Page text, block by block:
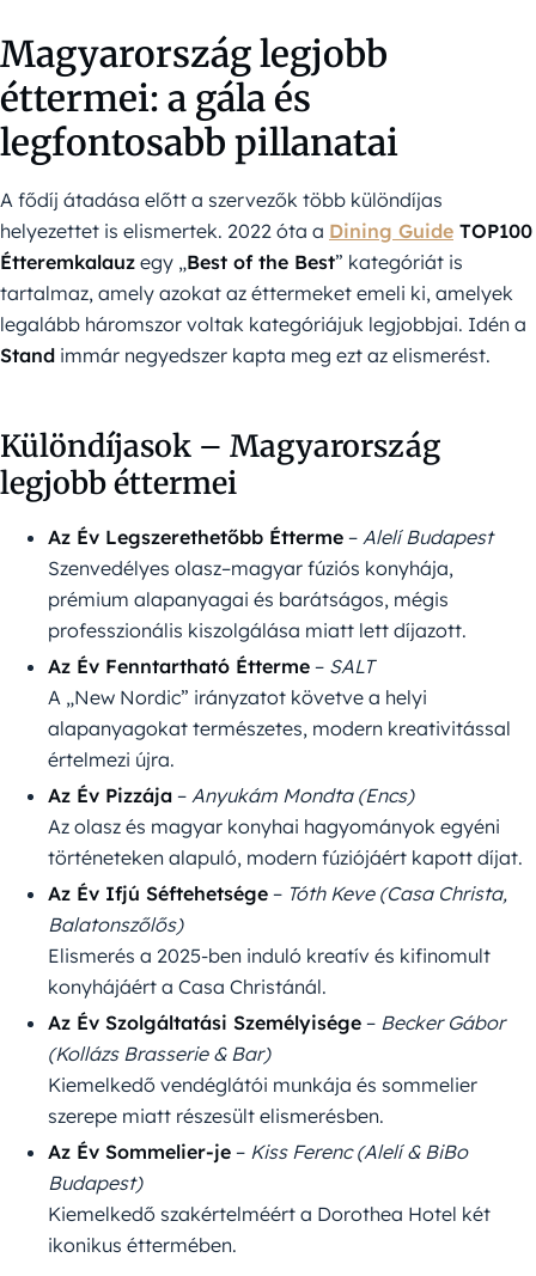
Magyarország legjobb
éttermei: a gála és
legfontosabb pillanatai
A fődíj átadása előtt a szervezők több különdíjas
helyezettet is elismertek. 2022 óta a Dining Guide TOP100
Étteremkalauz egy „Best of the Best” kategóriát is
tartalmaz, amely azokat az éttermeket emeli ki, amelyek
legalább háromszor voltak kategóriájuk legjobbjai. Idén a
Stand immár negyedszer kapta meg ezt az elismerést.
Különdíjasok – Magyarország
legjobb éttermei
Az Év Legszerethetőbb Étterme – Alelí Budapest
Szenvedélyes olasz–magyar fúziós konyhája,
prémium alapanyagai és barátságos, mégis
professzionális kiszolgálása miatt lett díjazott.
Az Év Fenntartható Étterme – SALT
A „New Nordic” irányzatot követve a helyi
alapanyagokat természetes, modern kreativitással
értelmezi újra.
Az Év Pizzája – Anyukám Mondta (Encs)
Az olasz és magyar konyhai hagyományok egyéni
történeteken alapuló, modern fúziójáért kapott díjat.
Az Év Ifjú Séftehetsége – Tóth Keve (Casa Christa,
Balatonszőlős)
Elismerés a 2025-ben induló kreatív és kifinomult
konyhájáért a Casa Christánál.
Az Év Szolgáltatási Személyisége – Becker Gábor
(Kollázs Brasserie & Bar)
Kiemelkedő vendéglátói munkája és sommelier
szerepe miatt részesült elismerésben.
Az Év Sommelier-je – Kiss Ferenc (Alelí & BiBo
Budapest)
Kiemelkedő szakértelméért a Dorothea Hotel két
ikonikus éttermében.